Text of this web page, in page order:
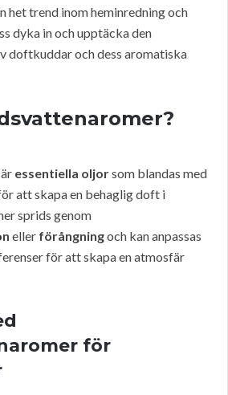
het trend inom heminredning och
dyka in och upptäcka den
doftkuddar och dess aromatiska
essentiella oljorsom blandas med
att skapa en behaglig doft i
sprids genom
eller förångningoch kan anpassas
för att skapa en atmosfär
för